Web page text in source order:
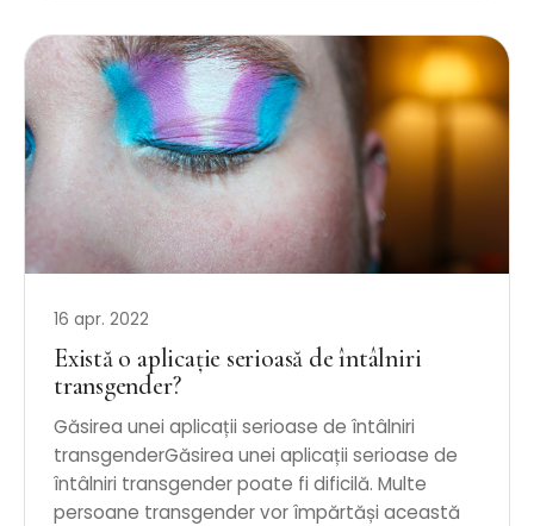
16 apr. 2022
Există o aplicație serioasă de întâlniri
transgender?
Găsirea unei aplicații serioase de întâlniri
transgenderGăsirea unei aplicații serioase de
întâlniri transgender poate fi dificilă. Multe
persoane transgender vor împărtăși această